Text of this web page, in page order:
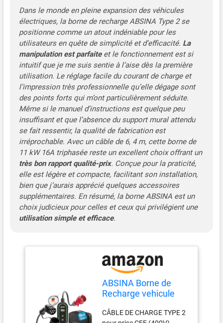
tensions, surcharges,
surchauffes, courants
résiduels, classe UL94V-0 et
étanchéité IP67 SAC - Un
grand sac permet de ranger
et de transporter facilement
la station de charge mobile
de 6,6 mètres et 11 kW 16A
Dans le monde en pleine expansion des véhicules
électriques, la borne de recharge ABSINA Type 2 se
positionne comme un atout indéniable pour les
utilisateurs en quête de simplicité et d’efficacité. La
manipulation est parfaiteet le fonctionnement est si
intuitif que je me suis sentie à l’aise dès la première
utilisation. Le réglage facile du courant de charge et
l’impression très professionnelle qu’elle dégage sont
des points forts qui m’ont particulièrement séduite.
Même si le manuel d’instructions est quelque peu
insuffisant et que l’absence du support mural attendu
se fait ressentir, la qualité de fabrication est
irréprochable. Avec un câble de 6, 4 m, cette borne de
11 kW 16A triphasée reste un excellent choix offrant un
très bon rapport qualité-prix. Conçue pour la praticité,
elle est légère et compacte, facilitant son installation,
bien que j’aurais apprécié quelques accessoires
supplémentaires. En résumé, la borne ABSINA est un
choix judicieux pour celles et ceux qui privilégient une
utilisation simple et efficace.
ABSINA Borne de
Recharge vehicule
CÂBLE DE CHARGE TYPE 2